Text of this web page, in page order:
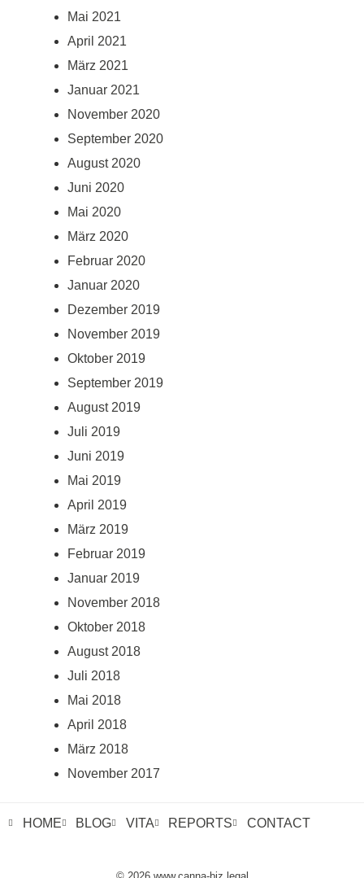
Mai 2021
April 2021
März 2021
Januar 2021
November 2020
September 2020
August 2020
Juni 2020
Mai 2020
März 2020
Februar 2020
Januar 2020
Dezember 2019
November 2019
Oktober 2019
September 2019
August 2019
Juli 2019
Juni 2019
Mai 2019
April 2019
März 2019
Februar 2019
Januar 2019
November 2018
Oktober 2018
August 2018
Juli 2018
Mai 2018
April 2018
März 2018
November 2017
HOME BLOG VITA REPORTS CONTACT